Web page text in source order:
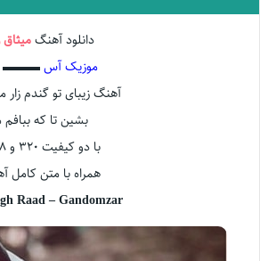
دانلود آهنگمیثاق
موزیک آس▬▬▬
آهنگ زیبای تو گندم زار
بشین تا که ببافم
با دو کیفیت ۳۲۰ و ۱۲۸ و بهترین کیفیت
همراه با متن
Raad – Gandomzar